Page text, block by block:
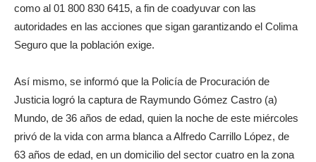
como al 01 800 830 6415, a fin de coadyuvar con las
autoridades en las acciones que sigan garantizando el Colima
Seguro que la población exige.
Así mismo, se informó que la Policía de Procuración de
Justicia logró la captura de Raymundo Gómez Castro (a)
Mundo, de 36 años de edad, quien la noche de este miércoles
privó de la vida con arma blanca a Alfredo Carrillo López, de
63 años de edad, en un domicilio del sector cuatro en la zona